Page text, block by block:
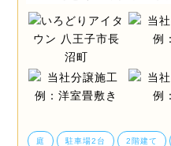
庭 駐車場2台 2階建て